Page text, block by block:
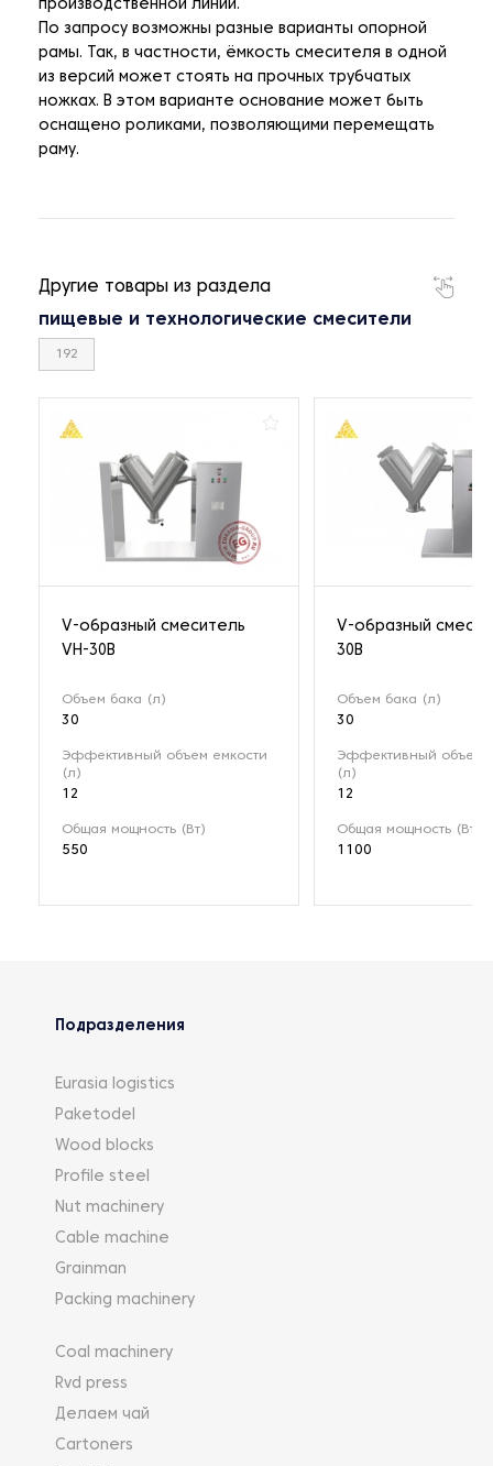
производственной линии.
По запросу возможны разные варианты опорной
рамы. Так, в частности, ёмкость смесителя в одной
из версий может стоять на прочных трубчатых
ножках. В этом варианте основание может быть
оснащено роликами, позволяющими перемещать
раму.
Другие товары из раздела
пищевые и технологические смесители
192
V-образный смеситель
VH-30B
Объем бака (л)
30
Эффективный объем емкости
(л)
12
Общая мощность (Вт)
550
V-образный
30B
Объем бака (л)
30
Эффективный объем
(л)
12
Общая мощность (Вт)
1100
Подразделения
Eurasia logistics
Paketodel
Wood blocks
Profile steel
Nut machinery
Cable machine
Grainman
Packing machinery
Coal machinery
Rvd press
Делаем чай
Cartoners